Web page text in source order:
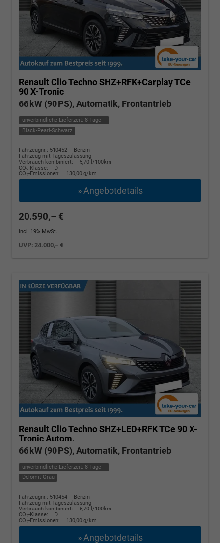
Renault ClioTechno SHZ+RFK+Carplay TCe
90 X-Tronic
66 kW (90 PS), Automatik, Frontantrieb
unverbindliche Lieferzeit: 8 Tage
Black-Pearl-Schwarz
Fahrzeugnr.: 510452
Benzin
Fahrzeug mit Tageszulassung
Verbrauch kombiniert:
5,70 l/100km
CO2-Klasse:
D
CO2-Emissionen: 130,00 g/km
» Angebotdetails
20.590,– €
incl. 19% MwSt.
UVP:24.000,– €
Renault ClioTechno SHZ+LED+RFK TCe 90 X-
Tronic Autom.
66 kW (90 PS), Automatik, Frontantrieb
unverbindliche Lieferzeit: 8 Tage
Dolomit-Grau
Fahrzeugnr.: 510454
Benzin
Fahrzeug mit Tageszulassung
Verbrauch kombiniert:
5,70 l/100km
CO2-Klasse:
D
CO2-Emissionen: 130,00 g/km
» Angebotdetails